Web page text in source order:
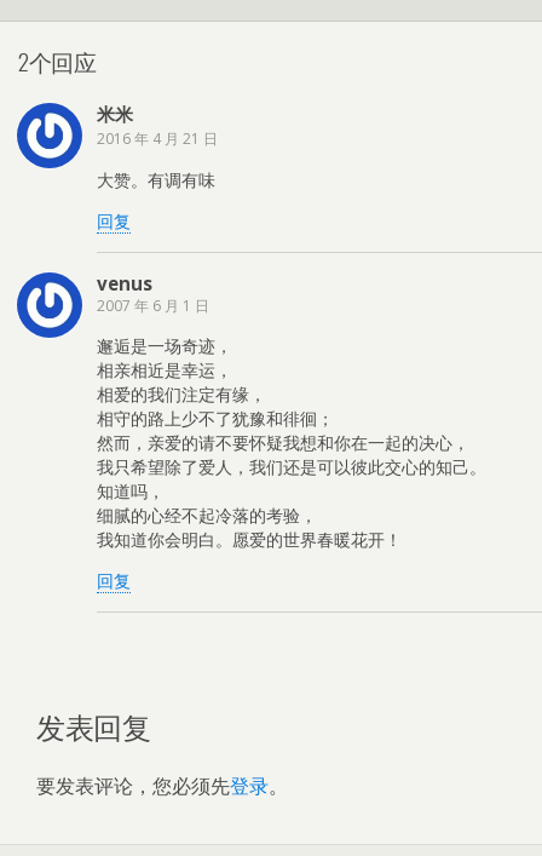
2个回应
米米
2016 年 4 月 21 日
大赞。有调有味
回复
venus
2007 年 6 月 1 日
邂逅是一场奇迹，
相亲相近是幸运，
相爱的我们注定有缘，
相守的路上少不了犹豫和徘徊；
然而，亲爱的请不要怀疑我想和你在一起的决心，
我只希望除了爱人，我们还是可以彼此交心的知己。
知道吗，
细腻的心经不起冷落的考验，
我知道你会明白。愿爱的世界春暖花开！
回复
发表回复
要发表评论，您必须先登录。